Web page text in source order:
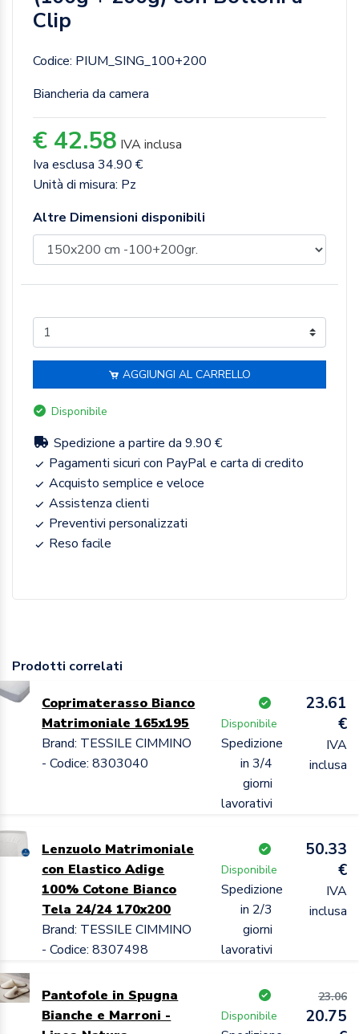
Clip
Codice: PIUM_SING_100+200
Biancheria da camera
€ 42.58 IVA inclusa
Iva esclusa 34.90 €
Unità di misura: Pz
Altre Dimensioni disponibili
AGGIUNGI AL CARRELLO
Disponibile
Spedizione a partire da 9.90 €
Pagamenti sicuri con PayPal e carta di credito
Acquisto semplice e veloce
Assistenza clienti
Preventivi personalizzati
Reso facile
Prodotti correlati
Coprimaterasso Bianco
Matrimoniale 165x195
Brand: TESSILE CIMMINO
- Codice: 8303040
Disponibile
Spedizione
in 3/4
giorni
lavorativi
23.61
€
IVA
inclusa
Lenzuolo Matrimoniale
con Elastico Adige
100% Cotone Bianco
Tela 24/24 170x200
Brand: TESSILE CIMMINO
- Codice: 8307498
Disponibile
Spedizione
in 2/3
giorni
lavorativi
50.33
€
IVA
inclusa
Pantofole in Spugna
Bianche e Marroni -
Disponibile
23.06
20.75